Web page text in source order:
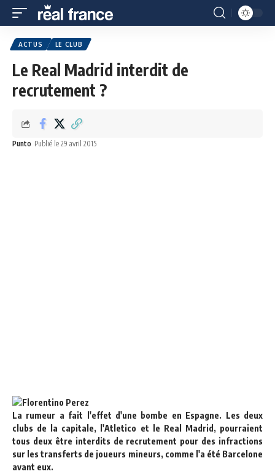
ACTUS LE CLUB
Le Real Madrid interdit de
recrutement ?
Punto Publié le 29 avril 2015
La rumeur a fait l'effet d'une bombe en Espagne. Les deux
clubs de la capitale, l'Atletico et le Real Madrid, pourraient
tous deux être interdits de recrutement pour des infractions
sur les transferts de joueurs mineurs, comme l'a été Barcelone
avant eux.